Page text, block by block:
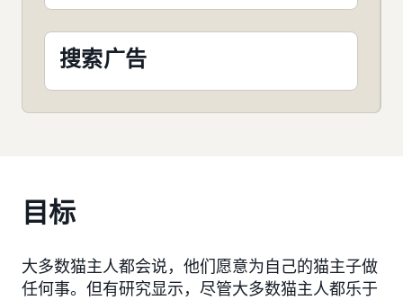
搜索广告
目标
大多数猫主人都会说，他们愿意为自己的猫主子做
任何事。但有研究显示，尽管大多数猫主人都乐于